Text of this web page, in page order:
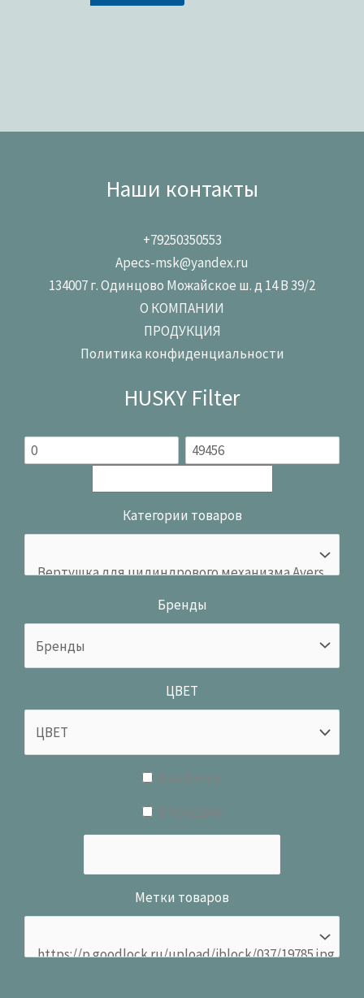
Наши контакты
+79250350553
Apecs-msk@yandex.ru
134007 г. Одинцово Можайское ш. д 14 В 39/2
О КОМПАНИИ
ПРОДУКЦИЯ
Политика конфиденциальности
HUSKY Filter
Категории товаров
Бренды
ЦВЕТ
Метки товаров